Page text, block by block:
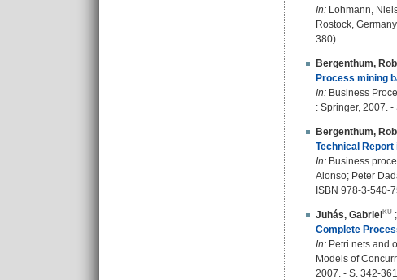
In: Lohmann,
Rostock,
380)
Bergenthum,
Process mining
In: Business
: Springer, 2007.
Bergenthum,
Technical
In: Business
Alonso; Peter
ISBN 978-3-540-
Juhás, Gabriel ;
Complete
In: Petri nets and
Models of
2007. - S. 342-